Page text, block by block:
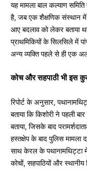
यह मामला बाल कल्याण
है, जब एक शैक्षणिक संस्थान में
आए बदलाव को लेकर बताया
प्राथमिकियों के सिलसिले में
अन्य व्यक्ति पहले से ही एक
कोच और सहपाठी भी इस
रिपोर्ट के अनुसार,
बताया कि किशोरी ने पहली
बताया, जिसके बाद
हस्तक्षेप के बाद पुलिस मामला
साथ केरल के पथानामथिट्टा में
कोचों, सहपाठियों और स्थानीय